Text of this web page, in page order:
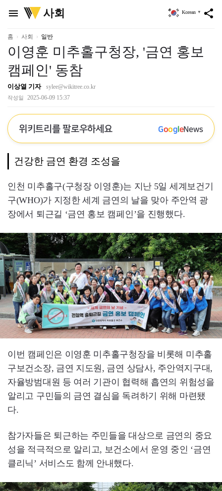
menu
위
키
리
사회 share
Korean ▼
홈 사회 일반
이영훈 미추홀구청장, '금연 홍보
캠페인' 동참
이상열 기자 sylee@wikitree.co.kr
작성일 2025-06-09 15:37
위키트리를 팔로우하세요 GoogleNews
건강한 금연 환경 조성을
인천 미추홀구(구청장 이영훈)는 지난 5일 세계보건기
구(WHO)가 지정한 세계 금연의 날을 맞아 주안역 광
장에서 퇴근길 ‘금연 홍보 캠페인’을 진행했다.
이번 캠페인은 이영훈 미추홀구청장을 비롯해 미추홀
구보건소장, 금연 지도원, 금연 상담사, 주안역지구대,
자율방범대원 등 여러 기관이 협력해 흡연의 위험성을
알리고 구민들의 금연 결심을 독려하기 위해 마련됐
다.
참가자들은 퇴근하는 주민들을 대상으로 금연의 중요
성을 적극적으로 알리고, 보건소에서 운영 중인 ‘금연
클리닉’ 서비스도 함께 안내했다.